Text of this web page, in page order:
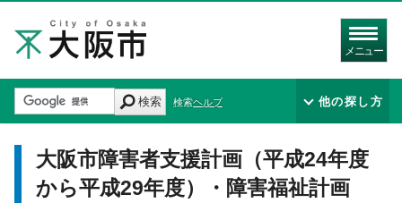
メニュー
検索 検索ヘルプ 他の探し方
大阪市障害者支援計画（平成24年度
から平成29年度）・障害福祉計画